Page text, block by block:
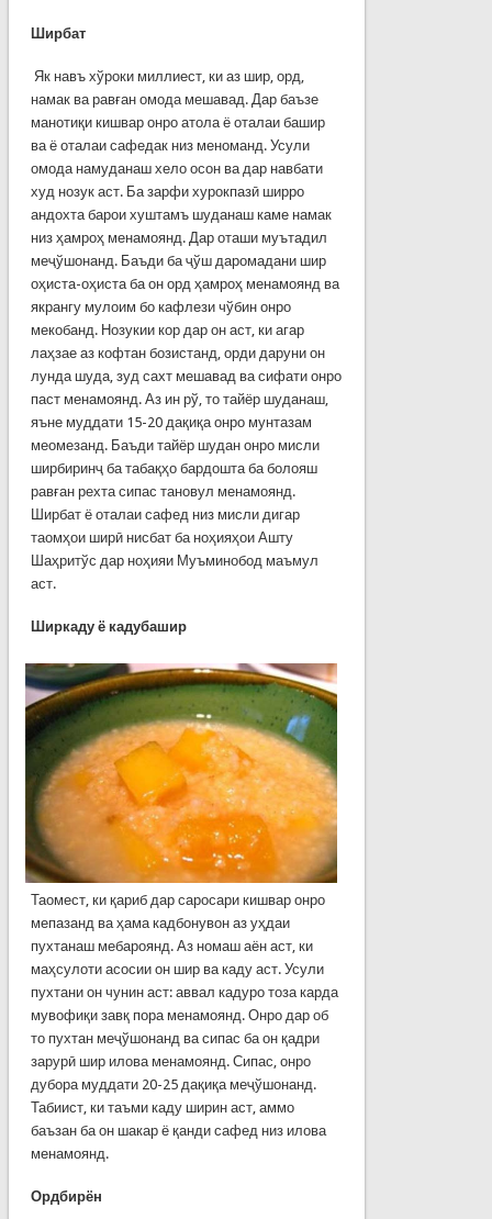
Ширбат
Як навъ хўроки миллиест, ки аз шир, орд,
намак ва равған омода мешавад. Дар баъзе
манотиқи кишвар онро атола ё оталаи башир
ва ё оталаи сафедак низ меноманд. Усули
омода намуданаш хело осон ва дар навбати
худ нозук аст. Ба зарфи хурокпазӣ ширро
андохта барои хуштамъ шуданаш каме намак
низ ҳамроҳ менамоянд. Дар оташи муътадил
меҷўшонанд. Баъди ба ҷўш даромадани шир
оҳиста-оҳиста ба он орд ҳамроҳ менамоянд ва
якрангу мулоим бо кафлези чўбин онро
мекобанд. Нозукии кор дар он аст, ки агар
лаҳзае аз кофтан бозистанд, орди даруни он
лунда шуда, зуд сахт мешавад ва сифати онро
паст менамоянд. Аз ин рў, то тайёр шуданаш,
яъне муддати 15-20 дақиқа онро мунтазам
меомезанд. Баъди тайёр шудан онро мисли
ширбиринҷ ба табақҳо бардошта ба болояш
равған рехта сипас тановул менамоянд.
Ширбат ё оталаи сафед низ мисли дигар
таомҳои ширӣ нисбат ба ноҳияҳои Ашту
Шаҳритўс дар ноҳияи Муъминобод маъмул
аст.
Ширкаду ё кадубашир
Таомест, ки қариб дар саросари кишвар онро
мепазанд ва ҳама кадбонувон аз уҳдаи
пухтанаш мебароянд. Аз номаш аён аст, ки
маҳсулоти асосии он шир ва каду аст. Усули
пухтани он чунин аст: аввал кадуро тоза карда
мувофиқи завқ пора менамоянд. Онро дар об
то пухтан меҷўшонанд ва сипас ба он қадри
зарурӣ шир илова менамоянд. Сипас, онро
дубора муддати 20-25 дақиқа меҷўшонанд.
Табиист, ки таъми каду ширин аст, аммо
баъзан ба он шакар ё қанди сафед низ илова
менамоянд.
Ордбирён